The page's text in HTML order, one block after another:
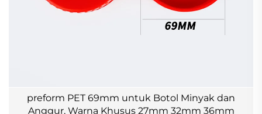
preform PET 69mm untuk Botol Minyak dan
Anggur, Warna Khusus 27mm 32mm 36mm